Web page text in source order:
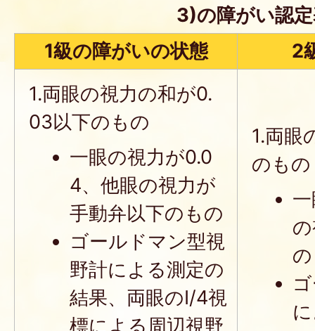
3)の障がい認
1級の障がいの状態
2
1.両眼の視力の和が0.
03以下のもの
一眼の視力が0.0
4、他眼の視力が
手動弁以下のもの
ゴールドマン型視
野計による測定の
結果、両眼のI/4視
標による周辺視野
1.両眼
のもの
の